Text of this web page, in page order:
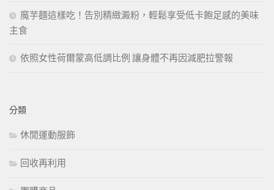
魔芋麵這樣吃！告別精緻澱粉，輕鬆享受低卡飽足感的美味
主食
依照女性荷爾蒙高低調比例 讓身體不再因減肥拉警報
分類
休閒運動服飾
回收再利用